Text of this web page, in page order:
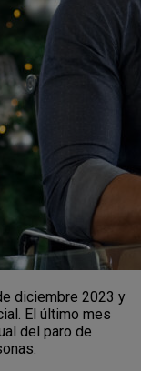
diciembre 2023 y
El último mes
del paro de